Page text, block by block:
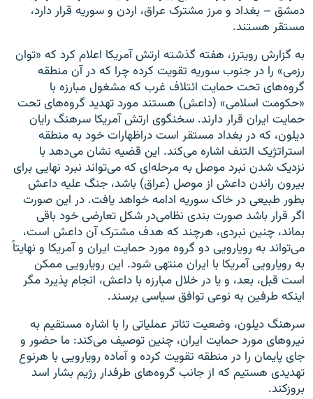
دمشق – بغداد و مرز مشترک عراق، اردن و سوریه قرار دارد،
مستقر هستند.
به گزارش رویترز، هفته گذشته ارتش آمریکا اعلام کرد که «توان
رزمی» را در جنوب سوریه تقویت کرده چرا که در آن منطقه
گروه‌های تحت حمایت ائتلاف غرب که مشغول مبارزه با
«حکومت اسلامی» (داعش) هستند مورد تهدید گروه‌های تحت
حمایت ایران قرار دارند. سخنگوی ارتش آمریکا سرهنگ رایان
دیلون، که در بغداد مستقر است دراظهارات خود به منطقه
استراتژیک التنف اشاره می‌کند. این قضیه نشان می‌دهد با
نزدیک شدن نبرد موصل به مرحله‌ای که می‌تواند نبرد نهایی برای
بیرون راندن داعش از موصل (عراق) باشد، جنگ علیه داعش
بطور طبیعی در خاک سوریه ادامه خواهد یافت. در این صورت
اگر قرار باشد صورت بندی نظامی‌در شکل تعارضی خود باقی
بماند، چنین نبردی، هرچند که هدف مشترک آن داعش است،
می‌تواند به رویارویی دو گروه مورد حمایت ایران و آمریکا و نهایتاً
به رویارویی آمریکا با ایران منتهی شود. این رویارویی ممکن
است قبل، بعد، و یا در خلال مبارزه با داعش، انجام پذیرد مگر
اینکه طرفین به نوعی توافق سیاسی برسند.
سرهنگ دیلون، وضعیت تئاتر عملیاتی را با اشاره مستقیم به
نیروهای مورد حمایت ایران، چنین توصیف می‌کند: ما حضور و
جای پایمان را در منطقه تقویت کرده و آماده رویارویی با هرنوع
تهدیدی هستیم که از جانب گروه‌های طرفدار رژیم بشار اسد
بروزکند.